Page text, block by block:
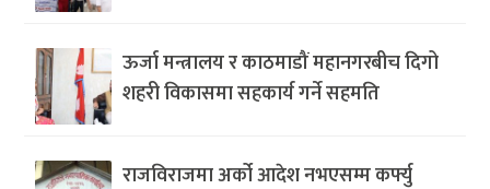
ऊर्जा मन्त्रालय र काठमाडौं महानगरबीच दिगो
शहरी विकासमा सहकार्य गर्ने सहमति
राजविराजमा अर्को आदेश नभएसम्म कर्फ्यु